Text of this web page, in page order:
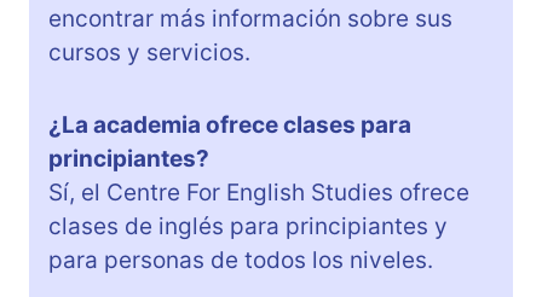
encontrar más información sobre sus
cursos y servicios.
¿La academia ofrece clases para
principiantes?
Sí, el Centre For English Studies ofrece
clases de inglés para principiantes y
para personas de todos los niveles.